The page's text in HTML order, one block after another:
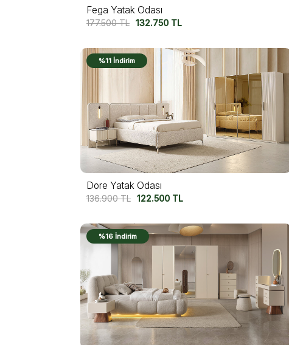
Fega Yatak Odası
177.500TL 132.750 TL
%11 İndirim
Dore Yatak Odası
136.900TL 122.500 TL
%16 İndirim